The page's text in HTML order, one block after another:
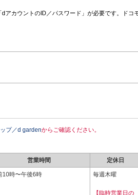
アカウントのID／パスワード」が必要です。ドコ
プ／d gardenからご確認ください。
営業時間 定休日
10時〜午後6時 毎週木曜
【臨時営業日の